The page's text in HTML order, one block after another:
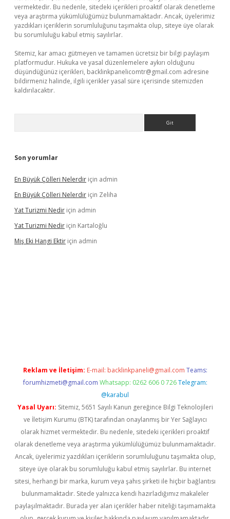
vermektedir. Bu nedenle, sitedeki içerikleri proaktif olarak denetleme
veya araştırma yükümlülüğümüz bulunmamaktadır. Ancak, üyelerimiz
yazdıkları içeriklerin sorumluluğunu taşımakta olup, siteye üye olarak
bu sorumluluğu kabul etmiş sayılırlar.
Sitemiz, kar amacı gütmeyen ve tamamen ücretsiz bir bilgi paylaşım
platformudur. Hukuka ve yasal düzenlemelere aykırı olduğunu
düşündüğünüz içerikleri, backlinkpanelicomtr@gmail.com adresine
bildirmeniz halinde, ilgili içerikler yasal süre içerisinde sitemizden
kaldırılacaktır.
Son yorumlar
En Büyük Çölleri Nelerdir için admin
En Büyük Çölleri Nelerdir için Zeliha
Yat Turizmi Nedir için admin
Yat Turizmi Nedir için Kartaloğlu
Miş Eki Hangi Ektir için admin
Reklam ve İletişim: E-mail: backlinkpaneli@gmail.com Teams:
forumhizmeti@gmail.com Whatsapp: 0262 606 0 726 Telegram:
@karabul
Yasal Uyarı: Sitemiz, 5651 Sayılı Kanun gereğince Bilgi Teknolojileri
ve İletişim Kurumu (BTK) tarafından onaylanmış bir Yer Sağlayıcı
olarak hizmet vermektedir. Bu nedenle, sitedeki içerikleri proaktif
olarak denetleme veya araştırma yükümlülüğümüz bulunmamaktadır.
Ancak, üyelerimiz yazdıkları içeriklerin sorumluluğunu taşımakta olup,
siteye üye olarak bu sorumluluğu kabul etmiş sayılırlar. Bu internet
sitesi, herhangi bir marka, kurum veya şahıs şirketi ile hiçbir bağlantısı
bulunmamaktadır. Sitede yalnızca kendi hazırladığımız makaleler
paylaşılmaktadır. Burada yer alan içerikler haber niteliği taşımamakta